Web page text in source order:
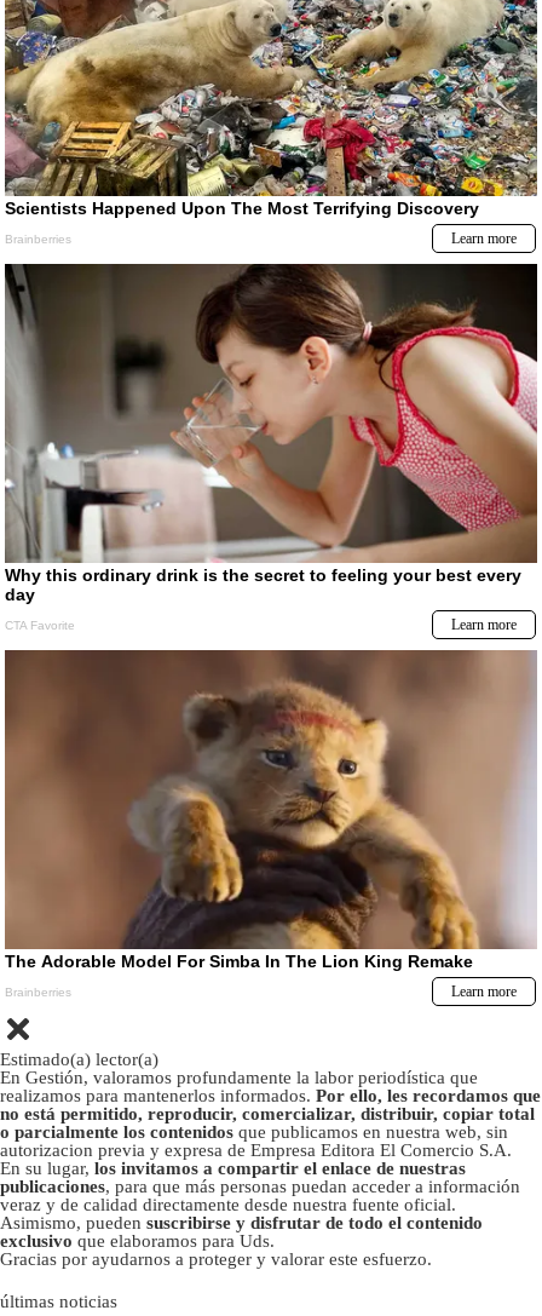
Estimado(a) lector(a)
En Gestión, valoramos profundamente la labor periodística que
realizamos para mantenerlos informados. Por ello, les recordamos que
no está permitido, reproducir, comercializar, distribuir, copiar total
o parcialmente los contenidos que publicamos en nuestra web, sin
autorizacion previa y expresa de Empresa Editora El Comercio S.A.
En su lugar, los invitamos a compartir el enlace de nuestras
publicaciones, para que más personas puedan acceder a información
veraz y de calidad directamente desde nuestra fuente oficial.
Asimismo, pueden suscribirse y disfrutar de todo el contenido
exclusivo que elaboramos para Uds.
Gracias por ayudarnos a proteger y valorar este esfuerzo.
últimas noticias